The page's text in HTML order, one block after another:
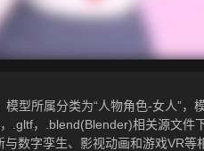
型所属分类为“人物角色-女人”，
.gltf，.blend(Blender)相关源文件
数字孪生、影视动画和游戏VR等